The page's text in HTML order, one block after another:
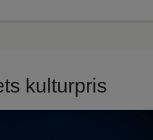
kulturpris